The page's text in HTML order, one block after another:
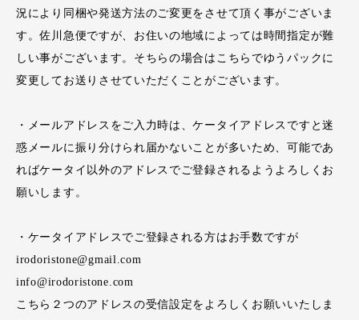
況により同梱や発送方法のご変更をさせて頂く事がございま
す。佐川急便ですが、お住いの地域によっては時間指定が難
しい事がございます。そちらの場合はこちらでゆうパックに
変更してお送りさせていただくことがございます。
・メールアドレスをご入力時は、ケータイアドレスですと迷
惑メールに振り分けられ届かないことが多いため、可能であ
ればケータイ以外のアドレスでご登録されるようよろしくお
願いします。
・ケータイアドレスでご登録される方はお手数ですが
irodoristone@gmail.com
info@irodoristone.com
こちら２つのアドレスの受信設定をよろしくお願いいたしま